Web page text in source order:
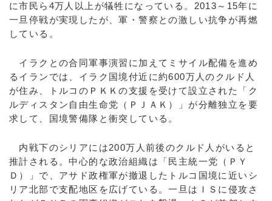
に市民ら4万人以上が犠牲になっている。2013～15年に
一旦停戦が実現したが、軍・警察との激しい抗争が再燃
している。
イラクとの合同軍事演習に加えてミサイル配備を進め
るイランでは、イラク国境付近に約600万人のクルド人
が住み、トルコのＰＫＫの支援を受けて設立された「ク
ルディスタン自由生命党（ＰＪＡＫ）」が分離独立を要
求して、国境警備隊と衝突している。
内戦下のシリアには200万人前後のクルド人がいると
推計される。中心的な政治組織は「民主統一党（ＰＹ
Ｄ）」で、アサド政権軍が撤退したトルコ国境に近いシ
リア北部で支配地区を広げている。一旦はＩＳに侵攻さ